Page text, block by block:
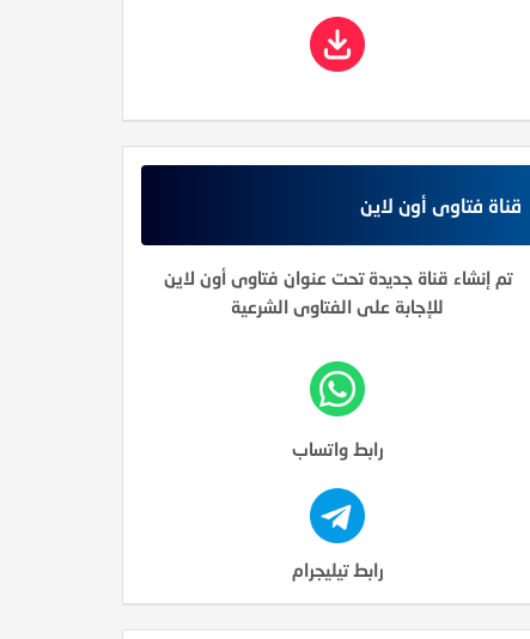
قناة فتاوى أون لاين
تم إنشاء قناة جديدة تحت عنوان فتاوى أون لاين
للإجابة على الفتاوى الشرعية
رابط واتساب
رابط تيليجرام